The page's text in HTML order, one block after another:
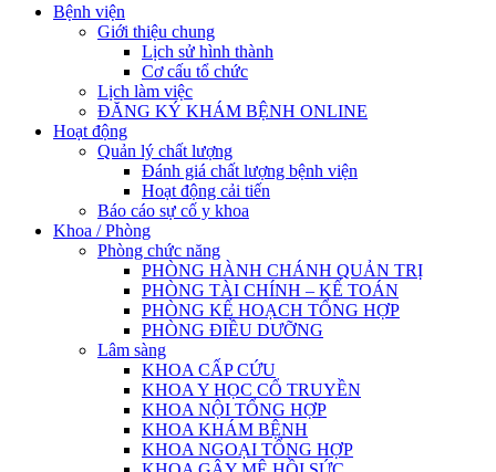
Bệnh viện
Giới thiệu chung
Lịch sử hình thành
Cơ cấu tổ chức
Lịch làm việc
ĐĂNG KÝ KHÁM BỆNH ONLINE
Hoạt động
Quản lý chất lượng
Đánh giá chất lượng bệnh viện
Hoạt động cải tiến
Báo cáo sự cố y khoa
Khoa / Phòng
Phòng chức năng
PHÒNG HÀNH CHÁNH QUẢN TRỊ
PHÒNG TÀI CHÍNH – KẾ TOÁN
PHÒNG KẾ HOẠCH TỔNG HỢP
PHÒNG ĐIỀU DƯỠNG
Lâm sàng
KHOA CẤP CỨU
KHOA Y HỌC CỔ TRUYỀN
KHOA NỘI TỔNG HỢP
KHOA KHÁM BỆNH
KHOA NGOẠI TỔNG HỢP